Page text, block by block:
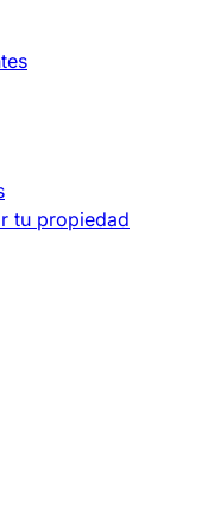
tu propiedad